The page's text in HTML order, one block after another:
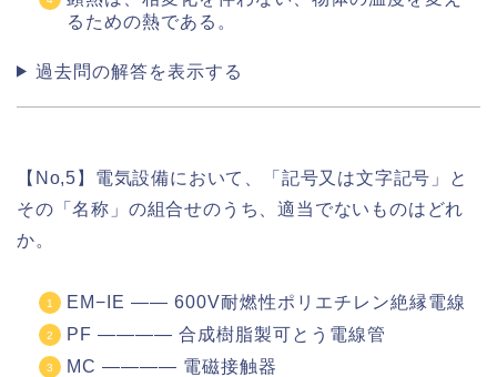
るための熱である。
過去問の解答を表示する
【No,5】電気設備において、「記号又は文字記号」と
その「名称」の組合せのうち、適当でないものはどれ
か。
EM−IE ―― 600V耐燃性ポリエチレン絶縁電線
PF ―――― 合成樹脂製可とう電線管
MC ―――― 電磁接触器